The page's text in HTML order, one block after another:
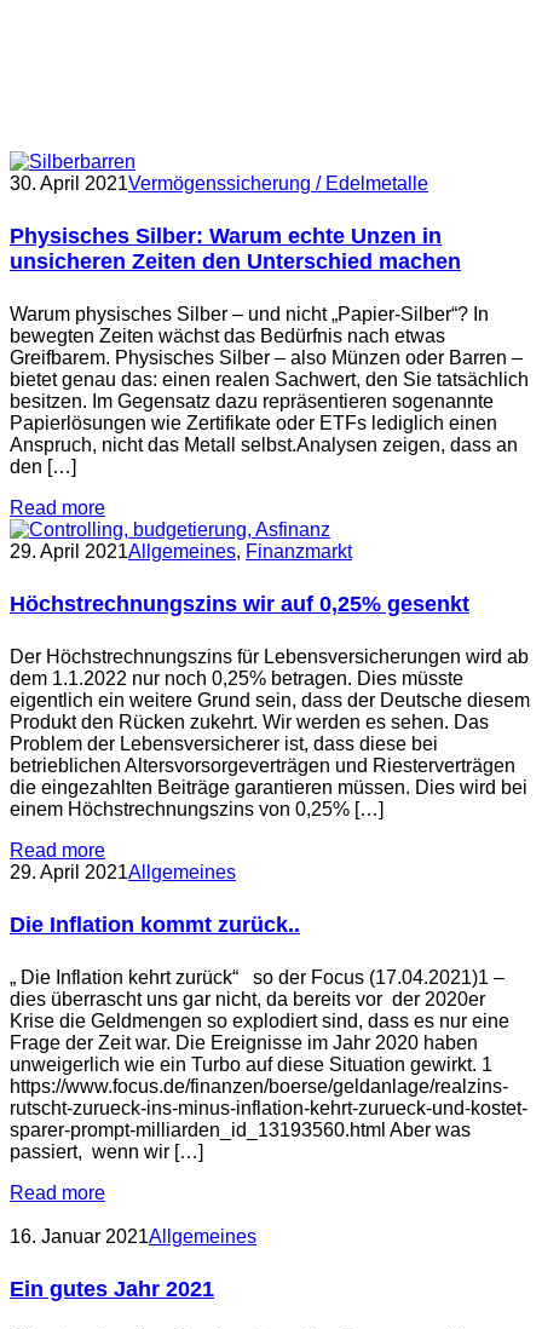
30. April 2021Vermögenssicherung / Edelmetalle
Physisches Silber: Warum echte Unzen in
unsicheren Zeiten den Unterschied machen
Warum physisches Silber – und nicht „Papier-Silber“? In
bewegten Zeiten wächst das Bedürfnis nach etwas
Greifbarem. Physisches Silber – also Münzen oder Barren –
bietet genau das: einen realen Sachwert, den Sie tatsächlich
besitzen. Im Gegensatz dazu repräsentieren sogenannte
Papierlösungen wie Zertifikate oder ETFs lediglich einen
Anspruch, nicht das Metall selbst.Analysen zeigen, dass an
den […]
Read more
29. April 2021Allgemeines, Finanzmarkt
Höchstrechnungszins wir auf 0,25% gesenkt
Der Höchstrechnungszins für Lebensversicherungen wird ab
dem 1.1.2022 nur noch 0,25% betragen. Dies müsste
eigentlich ein weitere Grund sein, dass der Deutsche diesem
Produkt den Rücken zukehrt. Wir werden es sehen. Das
Problem der Lebensversicherer ist, dass diese bei
betrieblichen Altersvorsorgeverträgen und Riesterverträgen
die eingezahlten Beiträge garantieren müssen. Dies wird bei
einem Höchstrechnungszins von 0,25% […]
Read more
29. April 2021Allgemeines
Die Inflation kommt zurück..
„ Die Inflation kehrt zurück“ so der Focus (17.04.2021)1 –
dies überrascht uns gar nicht, da bereits vor der 2020er
Krise die Geldmengen so explodiert sind, dass es nur eine
Frage der Zeit war. Die Ereignisse im Jahr 2020 haben
unweigerlich wie ein Turbo auf diese Situation gewirkt. 1
https://www.focus.de/finanzen/boerse/geldanlage/realzins-
rutscht-zurueck-ins-minus-inflation-kehrt-zurueck-und-kostet-
sparer-prompt-milliarden_id_13193560.html Aber was
passiert, wenn wir […]
Read more
16. Januar 2021Allgemeines
Ein gutes Jahr 2021